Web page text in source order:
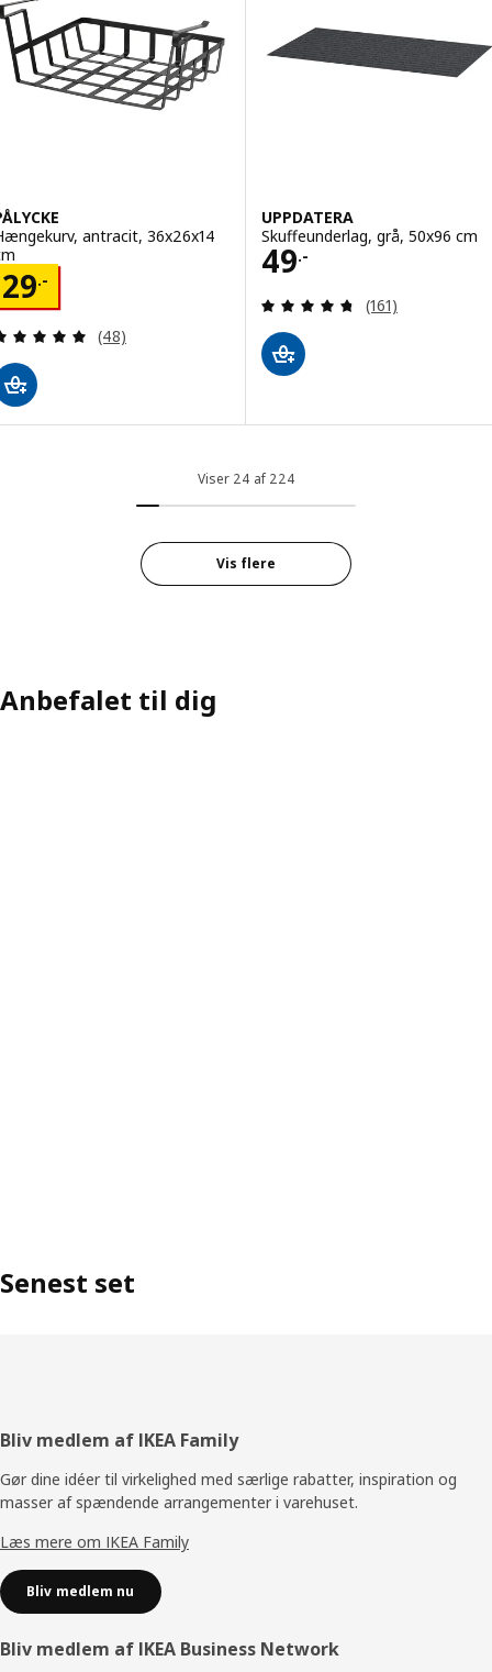
antracit, 36x26x14
29.-29.-
Anmeld: 4.9 ud af 5 Stjerner. Anmeldelser i alt:
(48)
UPPDATERA
Skuffeunderlag, grå, 50x96 cm
49.-
Pris 49.-
Anmeld: 4.7 ud
(161)
Viser 24 af 224
Vis flere
Anbefalet til dig
Senest set
Footer
Bliv medlem af IKEA Family
Gør dine idéer til virkelighed med særlige rabatter, inspiration og
masser af spændende arrangementer i varehuset.
Læs mere om IKEA Family
Bliv medlem nu
Bliv medlem af IKEA Business Network